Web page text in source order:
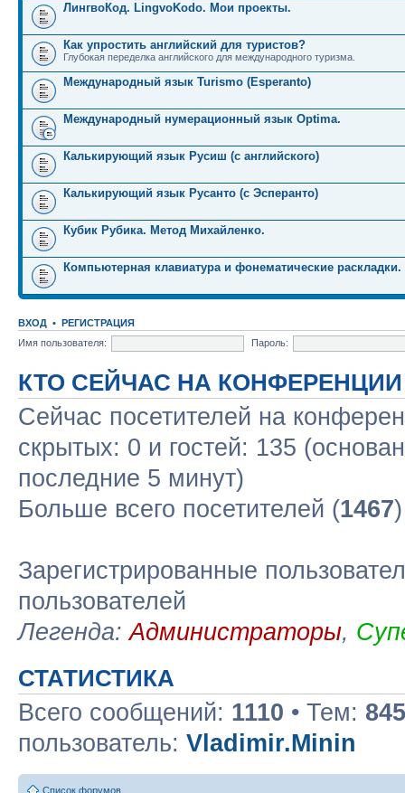
ЛингвоКод. LingvoKodo. Мои проекты.
Как упростить английский для туристов?
Глубокая переделка английского для международного туризма.
Международный язык Turismo (Esperanto)
Международный нумерационный язык Optima.
Калькирующий язык Русиш (с английского)
Калькирующий язык Русанто (с Эсперанто)
Кубик Рубика. Метод Михайленко.
Компьютерная клавиатура и фонематические раскладки.
ВХОД • РЕГИСТРАЦИЯ
Имя пользователя:
Пароль:
КТО СЕЙЧАС НА КОНФЕРЕНЦИИ
Сейчас посетителей на
скрытых: 0 и гостей: 135
последние 5 минут)
Больше всего посетителей (1467
Зарегистрированные
пользователей
Легенда:Администраторы,
СТАТИСТИКА
Всего сообщений: 1110 • Тем: 845
пользователь: Vladimir.Minin
Список форумов